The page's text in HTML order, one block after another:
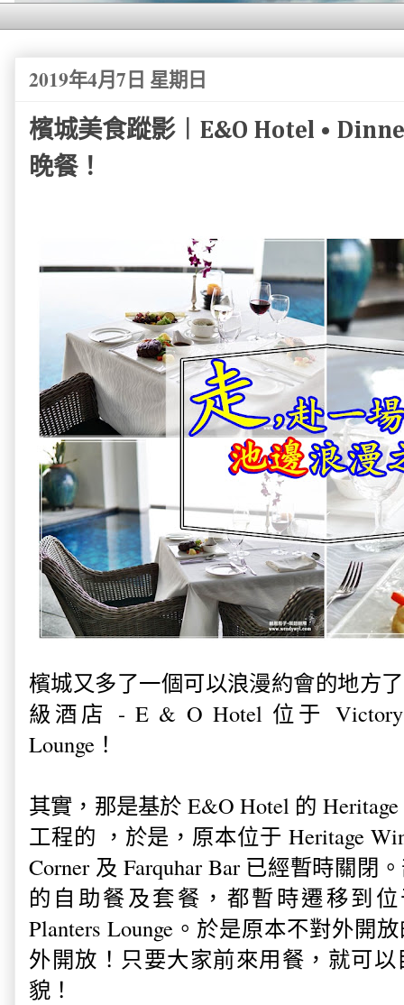
2019年4月7日 星期日
檳城美食蹤影︱E&O Hotel •
晚餐！
檳城又多了一個可以浪漫約會的地方
級酒店 - E & O Hotel 位于
Lounge！
其實，那是基於 E&O Hotel 的
工程的 ，於是，原本位于 Heritage
Corner 及 Farquhar Bar 已經暫時關閉
的自助餐及套餐，都暫時遷移到位
Planters Lounge。於是原本不對外開
外開放！只要大家前來用餐，就可以
貌！